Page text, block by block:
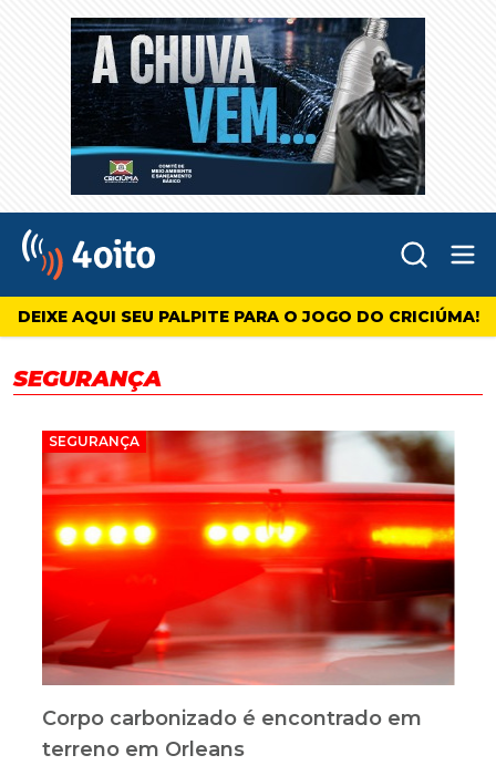
4oito
DEIXE AQUI SEU PALPITE PARA O JOGO DO CRICIÚMA!
SEGURANÇA
SEGURANÇA
Corpo carbonizado é encontrado em
terreno em Orleans